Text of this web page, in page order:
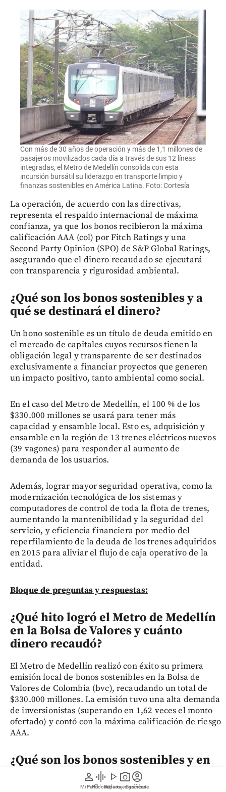
person
Mi Perfil
graphic_eq
Pódcast
play_arrow
Videos
photo_camera
Reportajes gráficos
account_circle
Suscríbete
Con más de 30 años de operación y más de 1,1 millones de
pasajeros movilizados cada día a través de sus 12 líneas
integradas, el Metro de Medellín consolida con esta
incursión bursátil su liderazgo en transporte limpio y
finanzas sostenibles en América Latina. Foto: Cortesía
La operación, de acuerdo con las directivas,
representa el respaldo internacional de máxima
confianza, ya que los bonos recibieron la máxima
calificación AAA (col) por Fitch Ratings y una
Second Party Opinion (SPO) de S&P Global Ratings,
asegurando que el dinero recaudado se ejecutará
con transparencia y rigurosidad ambiental.
¿Qué son los bonos sostenibles y a
qué se destinará el dinero?
Un bono sostenible es un título de deuda emitido en
el mercado de capitales cuyos recursos tienen la
obligación legal y transparente de ser destinados
exclusivamente a financiar proyectos que generen
un impacto positivo, tanto ambiental como social.
En el caso del Metro de Medellín, el 100 % de los
$330.000 millones se usará para tener más
capacidad y ensamble local. Esto es, adquisición y
ensamble en la región de 13 trenes eléctricos nuevos
(39 vagones) para responder al aumento de
demanda de los usuarios.
Además, lograr mayor seguridad operativa, como la
modernización tecnológica de los sistemas y
computadores de control de toda la flota de trenes,
aumentando la mantenibilidad y la seguridad del
servicio, y eficiencia financiera por medio del
reperfilamiento de la deuda de los trenes adquiridos
en 2015 para aliviar el flujo de caja operativo de la
entidad.
Bloque de preguntas y respuestas:
¿Qué hito logró el Metro de Medellín
en la Bolsa de Valores y cuánto
dinero recaudó?
El Metro de Medellín realizó con éxito su primera
emisión local de bonos sostenibles en la Bolsa de
Valores de Colombia (bvc), recaudando un total de
$330.000 millones. La emisión tuvo una alta demanda
de inversionistas (superando en 1,62 veces el monto
ofertado) y contó con la máxima calificación de riesgo
AAA.
¿Qué son los bonos sostenibles y en
qué proyectos específicos se
invertirá el dinero recaudado?